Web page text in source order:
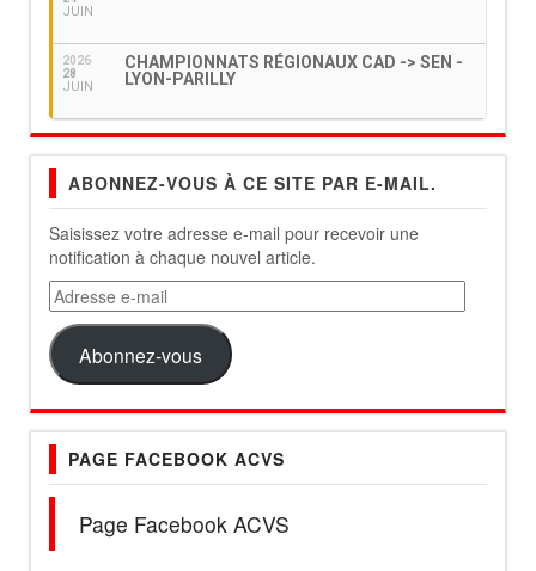
JUIN
2026
28
JUIN
CHAMPIONNATS RÉGIONAUX CAD -> SEN -
LYON-PARILLY
ABONNEZ-VOUS À CE SITE PAR E-MAIL.
Saisissez votre adresse e-mail pour recevoir une
notification à chaque nouvel article.
Adresse
e-
mail
Abonnez-vous
PAGE FACEBOOK ACVS
Page Facebook ACVS